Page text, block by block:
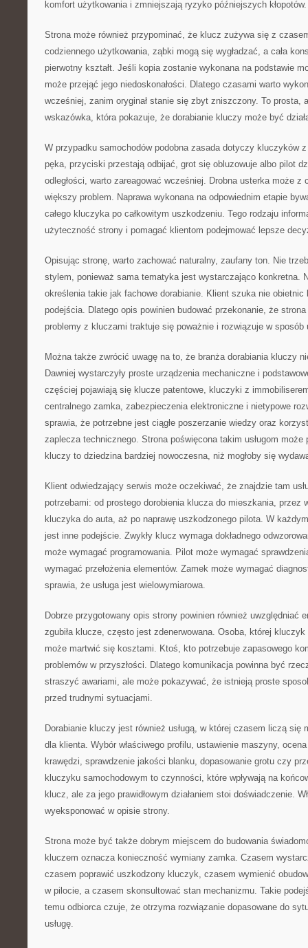
komfort użytkowania i zmniejszają ryzyko późniejszych kłopotów.
Strona może również przypominać, że klucz zużywa się z
codziennego użytkowania, ząbki mogą się wygładzać, a cała
pierwotny kształt. Jeśli kopia zostanie wykonana na podstawie
może przejąć jego niedoskonałości. Dlatego czasami warto
wcześniej, zanim oryginał stanie się zbyt zniszczony. To prosta,
wskazówka, która pokazuje, że dorabianie kluczy może być
W przypadku samochodów podobna zasada dotyczy kluczyków
pęka, przyciski przestają odbijać, grot się obluzowuje albo pilot
odległości, warto zareagować wcześniej. Drobna usterka może z
większy problem. Naprawa wykonana na odpowiednim etapie
całego kluczyka po całkowitym uszkodzeniu. Tego rodzaju
użyteczność strony i pomagać klientom podejmować lepsze
Opisując stronę, warto zachować naturalny, zaufany ton. Nie
stylem, ponieważ sama tematyka jest wystarczająco konkretna.
określenia takie jak fachowe dorabianie. Klient szuka nie
podejścia. Dlatego opis powinien budować przekonanie, że
problemy z kluczami traktuje się poważnie i rozwiązuje w sposób
Można także zwrócić uwagę na to, że branża dorabiania kluczy
Dawniej wystarczyły proste urządzenia mechaniczne i
częściej pojawiają się klucze patentowe, kluczyki z
centralnego zamka, zabezpieczenia elektroniczne i nietypowe
sprawia, że potrzebne jest ciągłe poszerzanie wiedzy oraz
zaplecza technicznego. Strona poświęcona takim usługom może
kluczy to dziedzina bardziej nowoczesna, niż mogłoby się
Klient odwiedzający serwis może oczekiwać, że znajdzie tam
potrzebami: od prostego dorobienia klucza do mieszkania, przez
kluczyka do auta, aż po naprawę uszkodzonego pilota. W
jest inne podejście. Zwykły klucz wymaga dokładnego
może wymagać programowania. Pilot może wymagać
wymagać przełożenia elementów. Zamek może wymagać
sprawia, że usługa jest wielowymiarowa.
Dobrze przygotowany opis strony powinien również uwzględniać
zgubiła klucze, często jest zdenerwowana. Osoba, której kluczyk
może martwić się kosztami. Ktoś, kto potrzebuje zapasowego
problemów w przyszłości. Dlatego komunikacja powinna być
straszyć awariami, ale może pokazywać, że istnieją proste
przed trudnymi sytuacjami.
Dorabianie kluczy jest również usługą, w której czasem liczą się
dla klienta. Wybór właściwego profilu, ustawienie maszyny,
krawędzi, sprawdzenie jakości blanku, dopasowanie grotu czy
kluczyku samochodowym to czynności, które wpływają na
klucz, ale za jego prawidłowym działaniem stoi doświadczenie.
wyeksponować w opisie strony.
Strona może być także dobrym miejscem do budowania
kluczem oznacza konieczność wymiany zamka. Czasem
czasem poprawić uszkodzony kluczyk, czasem wymienić
w pilocie, a czasem skonsultować stan mechanizmu. Takie
temu odbiorca czuje, że otrzyma rozwiązanie dopasowane do
usługę.